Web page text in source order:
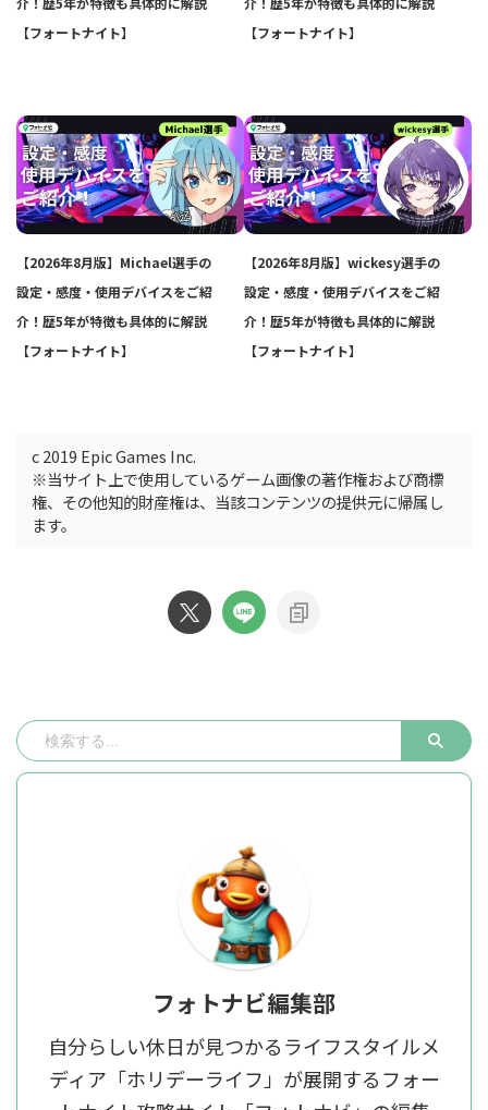
【フォートナイト】
【2026年8月版】Michael選手の
設定・感度・使用デバイスをご紹
介！歴5年が特徴も具体的に解説
【フォートナイト】
【フォートナイト】
【2026年8月版】wickesy選手の
設定・感度・使用デバイスをご紹
介！歴5年が特徴も具体的に解説
【フォートナイト】
c 2019 Epic Games Inc.
※当サイト上で使用しているゲーム画像の著作権および商標
権、その他知的財産権は、当該コンテンツの提供元に帰属し
ます。
フォトナビ編集部
自分らしい休日が見つかるライフスタイルメ
ディア「ホリデーライフ」が展開するフォー